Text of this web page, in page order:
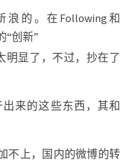
浪的。在Following和
“创新”
明显了，不过，抄在了
来的这些东西，其和
不上，国内的微博的转